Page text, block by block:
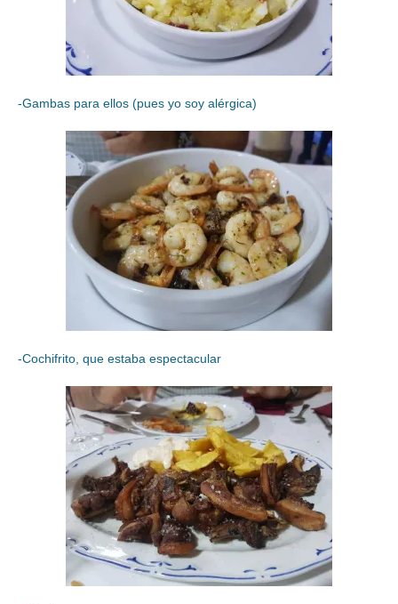
-Gambas para ellos (pues yo soy alérgica)
-Cochifrito, que estaba espectacular